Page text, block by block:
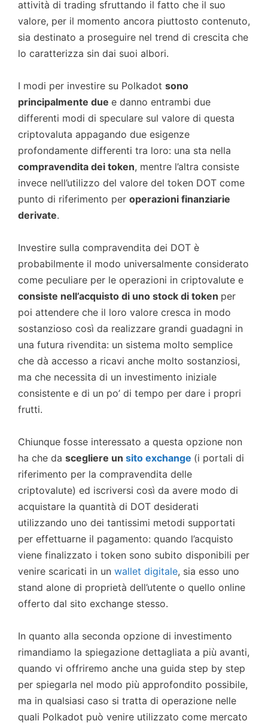
attività di trading sfruttando il fatto che il suo
valore, per il momento ancora piuttosto contenuto,
sia destinato a proseguire nel trend di crescita che
lo caratterizza sin dai suoi albori.
I modi per investire su Polkadot sono
principalmente due e danno entrambi due
differenti modi di speculare sul valore di questa
criptovaluta appagando due esigenze
profondamente differenti tra loro: una sta nella
compravendita dei token, mentre l’altra consiste
invece nell’utilizzo del valore del token DOT come
punto di riferimento per operazioni finanziarie
derivate.
Investire sulla compravendita dei DOT è
probabilmente il modo universalmente considerato
come peculiare per le operazioni in criptovalute e
consiste nell’acquisto di uno stock di token per
poi attendere che il loro valore cresca in modo
sostanzioso così da realizzare grandi guadagni in
una futura rivendita: un sistema molto semplice
che dà accesso a ricavi anche molto sostanziosi,
ma che necessita di un investimento iniziale
consistente e di un po’ di tempo per dare i propri
frutti.
Chiunque fosse interessato a questa opzione non
ha che da scegliere un sito exchange (i portali di
riferimento per la compravendita delle
criptovalute) ed iscriversi così da avere modo di
acquistare la quantità di DOT desiderati
utilizzando uno dei tantissimi metodi supportati
per effettuarne il pagamento: quando l’acquisto
viene finalizzato i token sono subito disponibili per
venire scaricati in un wallet digitale, sia esso uno
stand alone di proprietà dell’utente o quello online
offerto dal sito exchange stesso.
In quanto alla seconda opzione di investimento
rimandiamo la spiegazione dettagliata a più avanti,
quando vi offriremo anche una guida step by step
per spiegarla nel modo più approfondito possibile,
ma in qualsiasi caso si tratta di operazione nelle
quali Polkadot può venire utilizzato come mercato